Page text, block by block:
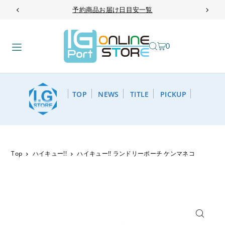
TRANSLATION MISSING: JA.ACCESSIBILITY.SKIP_TO_TEXT
予約商品お届け日目安一覧
0
TOP NEWS TITLE PICKUP
Top ハイキュー!! ハイキュー!! ランドリーポーチ ケンマネコ